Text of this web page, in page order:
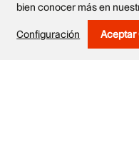
Obras
bien conocer más en
Configuración Aceptar